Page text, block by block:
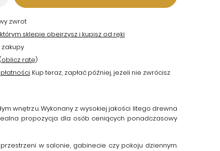
zwrot
sklepie obejrzysz i kupisz od ręki
oblicz ratę)
. Kup teraz, zapłać później, jeżeli nie zwrócisz
wnętrzu. Wykonany z wysokiej jakości litego drewna
propozycja dla osób ceniących ponadczasowy
w salonie, gabinecie czy pokoju dziennym.